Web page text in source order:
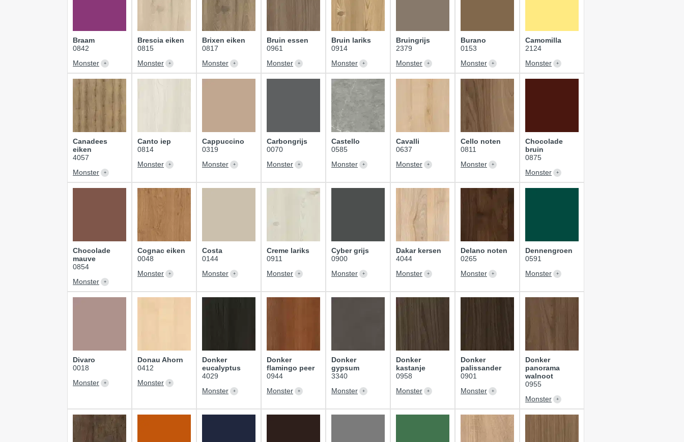
Braam
0842
Monster
Brescia eiken
0815
Monster
Brixen eiken
0817
Monster
Bruin essen
0961
Monster
Bruin lariks
0914
Monster
Bruingrijs
2379
Monster
Burano
0153
Monster
Camomilla
2124
Monster
Canadees
eiken
4057
Monster
Canto iep
0814
Monster
Cappuccino
0319
Monster
Carbongrijs
0070
Monster
Castello
0585
Monster
Cavalli
0637
Monster
Cello noten
0811
Monster
Chocolade
bruin
0875
Monster
Chocolade
mauve
0854
Monster
Cognac eiken
0048
Monster
Costa
0144
Monster
Creme lariks
0911
Monster
Cyber grijs
0900
Monster
Dakar kersen
4044
Monster
Delano noten
0265
Monster
Dennengroen
0591
Monster
Divaro
0018
Monster
Donau Ahorn
0412
Monster
Donker
eucalyptus
4029
Monster
Donker
flamingo peer
0944
Monster
Donker
gypsum
3340
Monster
Donker
kastanje
0958
Monster
Donker
palissander
0901
Monster
Donker
panorama
walnoot
0955
Monster